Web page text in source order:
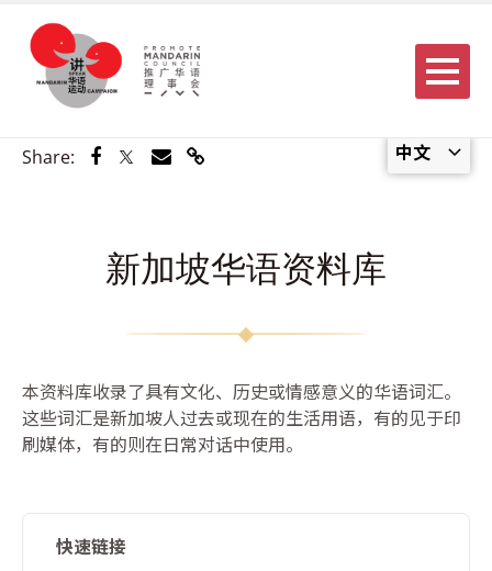
中文
Menu
Share: Share via Facebook
Share via Twitter
Share via Email
Share via Link
新加坡华语资料库
本资料库收录了具有文化、历史或情感意义的华语词汇。
这些词汇是新加坡人过去或现在的生活用语，有的见于印
刷媒体，有的则在日常对话中使用。
快速链接